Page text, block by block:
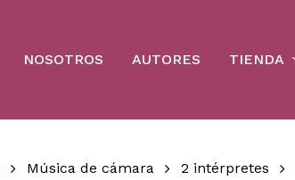
NOSOTROS AUTORES TIENDA
Música de cámara 2 intérpretes